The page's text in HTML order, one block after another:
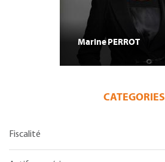
MarinePERROT
CATEGORIES
Fiscalité